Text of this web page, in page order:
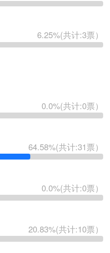
6.25%(共计:3票）
0.0%(共计:0票）
64.58%(共计:31票）
0.0%(共计:0票）
20.83%(共计:10票）